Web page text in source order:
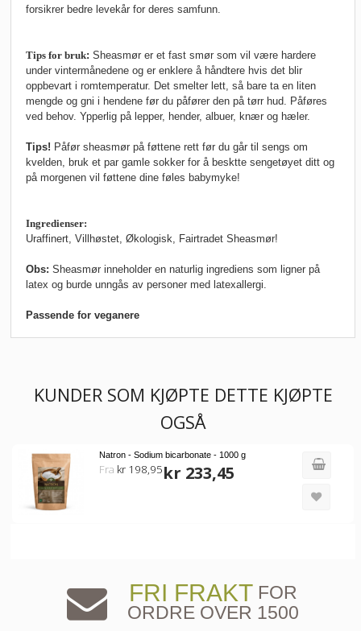
forsikrer bedre levekår for deres samfunn.
Tips for bruk: Sheasmør er et fast smør som vil være hardere
under vintermånedene og er enklere å håndtere hvis det blir
oppbevart i romtemperatur. Det smelter lett, så bare ta en liten
mengde og gni i hendene før du påfører den på tørr hud. Påføres
ved behov. Ypperlig på lepper, hender, albuer, knær og hæler.
Tips! Påfør sheasmør på føttene rett før du går til sengs om
kvelden, bruk et par gamle sokker for å besktte sengetøyet ditt og
på morgenen vil føttene dine føles babymyke!
Ingredienser:
Uraffinert, Villhøstet, Økologisk, Fairtradet Sheasmør!
Obs: Sheasmør inneholder en naturlig ingrediens som ligner på
latex og burde unngås av personer med latexallergi.
Passende for veganere
KUNDER SOM KJØPTE DETTE KJØPTE
OGSÅ
Natron - Sodium bicarbonate - 1000 g
kr 233,45
Fra kr 198,95
FRI FRAKTFOR
ORDRE OVER 1500